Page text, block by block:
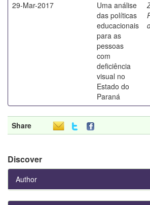
29-Mar-2017
Uma análise
das políticas
educacionais
para as
pessoas
com
deficiência
visual no
Estado do
Paraná
Share
Discover
Author